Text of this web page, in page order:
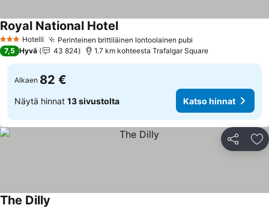
3 Tähtiluokitus
Hotelli Perinteinen brittiläinen lontoolainen pubi
Royal National HotelKatso hinnat
7,5 Hyvä 43 824 1.7 km kohteesta Trafalgar Square
Alkaen 82 €
Näytä hinnat 13 sivustolta Katso hinnat
Jaa
The Dilly